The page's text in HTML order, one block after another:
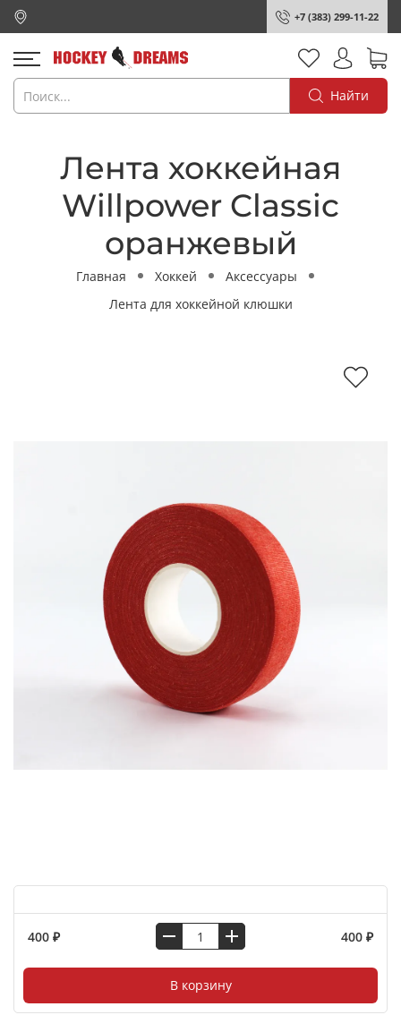
+7 (383) 299-11-22
Найти
Лента хоккейная
Willpower Classic
оранжевый
Главная Хоккей
Аксессуары
Лента для хоккейной клюшки
400 ₽ 400 ₽
В корзину